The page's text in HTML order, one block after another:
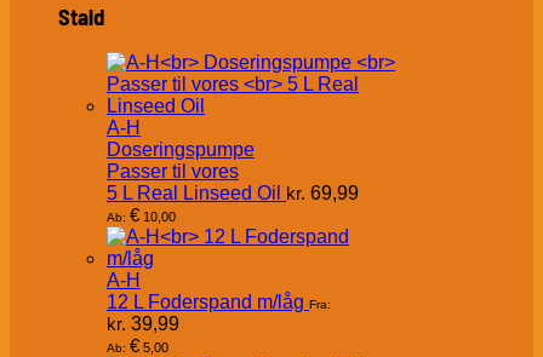
Stald
A-H
Doseringspumpe
Passer til vores
5 L Real Linseed Oil kr. 69,99
Ab: € 10,00
A-H
12 L Foderspand m/låg Fra:
kr. 39,99
Ab: € 5,00